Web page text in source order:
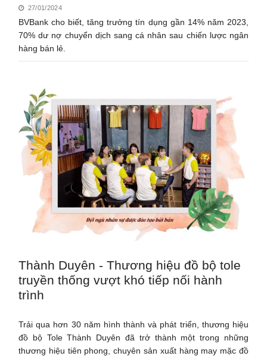
27/01/2024
BVBank cho biết, tăng trưởng tín dụng gần 14% năm 2023,
70% dư nợ chuyển dịch sang cá nhân sau chiến lược ngân
hàng bán lẻ.
Thành Duyên - Thương hiệu đồ bộ tole
truyền thống vượt khó tiếp nối hành
trình
Trải qua hơn 30 năm hình thành và phát triển, thương hiệu
đồ bộ Tole Thành Duyên đã trở thành một trong những
thương hiệu tiên phong, chuyên sản xuất hàng may mặc đồ